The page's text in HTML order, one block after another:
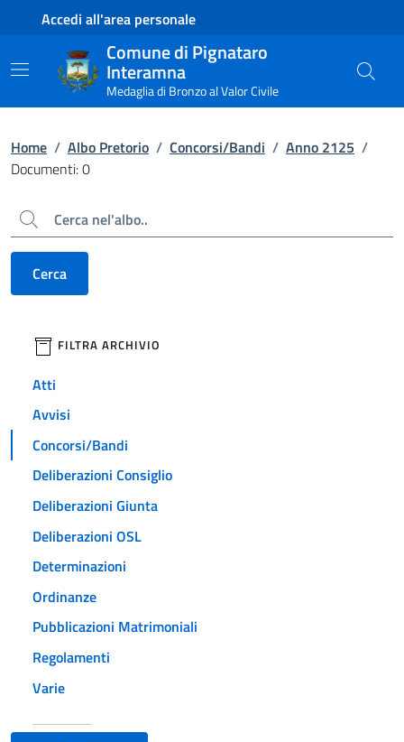
Contenuto principale
Piede di paginaAccedi all'area personale
Comune di Pignataro
Interamna
Medaglia di Bronzo al Valor Civile
Home / Albo Pretorio / Concorsi/Bandi / Anno 2125 /
Documenti: 0
Cerca
Cerca
filtri da applicare
FILTRA ARCHIVIO
Atti
Avvisi
Concorsi/Bandi
Deliberazioni Consiglio
Deliberazioni Giunta
Deliberazioni OSL
Determinazioni
Ordinanze
Pubblicazioni Matrimoniali
Regolamenti
Varie